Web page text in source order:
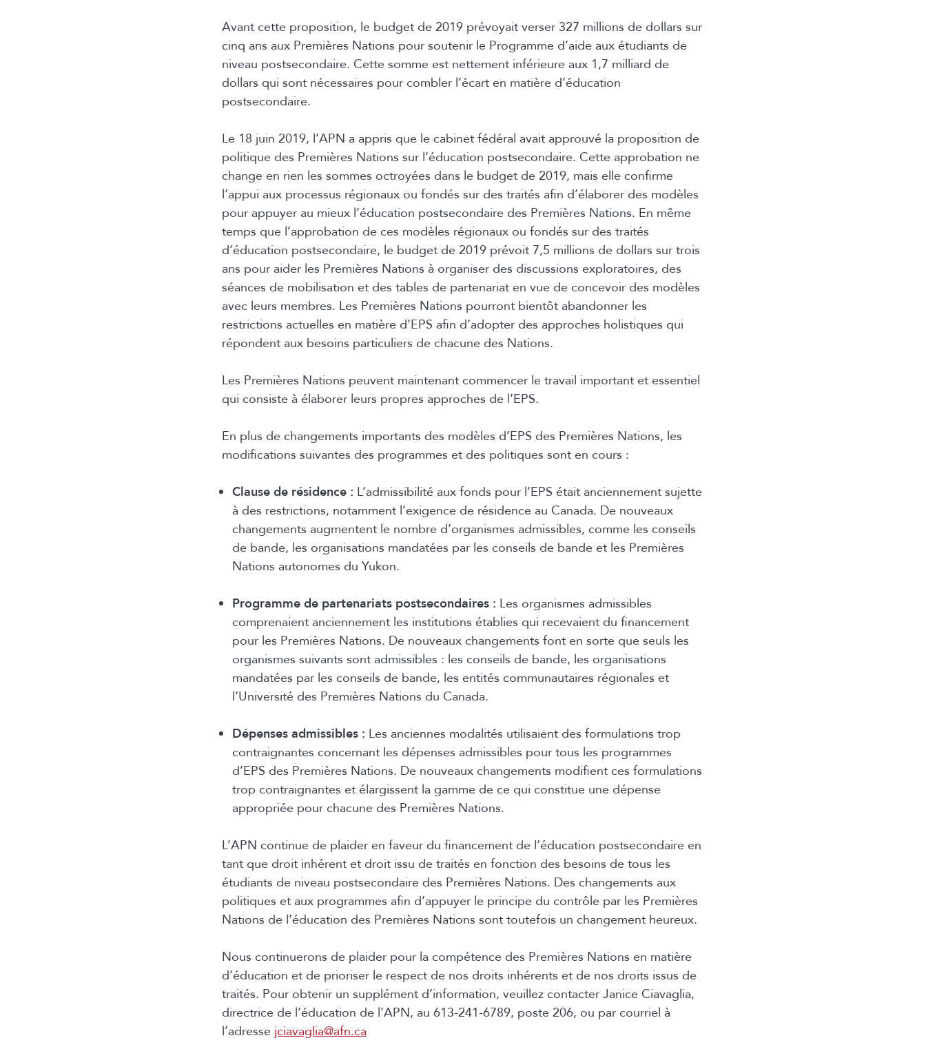
Avant cette proposition, le budget de 2019 prévoyait verser 327 millions de dollars sur
cinq ans aux Premières Nations pour soutenir le Programme d’aide aux étudiants de
niveau postsecondaire. Cette somme est nettement inférieure aux 1,7 milliard de
dollars qui sont nécessaires pour combler l’écart en matière d’éducation
postsecondaire.
Le 18 juin 2019, l’APN a appris que le cabinet fédéral avait approuvé la proposition de
politique des Premières Nations sur l’éducation postsecondaire. Cette approbation ne
change en rien les sommes octroyées dans le budget de 2019, mais elle confirme
l’appui aux processus régionaux ou fondés sur des traités afin d’élaborer des modèles
pour appuyer au mieux l’éducation postsecondaire des Premières Nations. En même
temps que l’approbation de ces modèles régionaux ou fondés sur des traités
d’éducation postsecondaire, le budget de 2019 prévoit 7,5 millions de dollars sur trois
ans pour aider les Premières Nations à organiser des discussions exploratoires, des
séances de mobilisation et des tables de partenariat en vue de concevoir des modèles
avec leurs membres. Les Premières Nations pourront bientôt abandonner les
restrictions actuelles en matière d’EPS afin d’adopter des approches holistiques qui
répondent aux besoins particuliers de chacune des Nations.
Les Premières Nations peuvent maintenant commencer le travail important et essentiel
qui consiste à élaborer leurs propres approches de l’EPS.
En plus de changements importants des modèles d’EPS des Premières Nations, les
modifications suivantes des programmes et des politiques sont en cours :
Clause de résidence : L’admissibilité aux fonds pour l’EPS était anciennement sujette
à des restrictions, notamment l’exigence de résidence au Canada. De nouveaux
changements augmentent le nombre d’organismes admissibles, comme les conseils
de bande, les organisations mandatées par les conseils de bande et les Premières
Nations autonomes du Yukon.
Programme de partenariats postsecondaires : Les organismes admissibles
comprenaient anciennement les institutions établies qui recevaient du financement
pour les Premières Nations. De nouveaux changements font en sorte que seuls les
organismes suivants sont admissibles : les conseils de bande, les organisations
mandatées par les conseils de bande, les entités communautaires régionales et
l’Université des Premières Nations du Canada.
Dépenses admissibles : Les anciennes modalités utilisaient des formulations trop
contraignantes concernant les dépenses admissibles pour tous les programmes
d’EPS des Premières Nations. De nouveaux changements modifient ces formulations
trop contraignantes et élargissent la gamme de ce qui constitue une dépense
appropriée pour chacune des Premières Nations.
L’APN continue de plaider en faveur du financement de l’éducation postsecondaire en
tant que droit inhérent et droit issu de traités en fonction des besoins de tous les
étudiants de niveau postsecondaire des Premières Nations. Des changements aux
politiques et aux programmes afin d’appuyer le principe du contrôle par les Premières
Nations de l’éducation des Premières Nations sont toutefois un changement heureux.
Nous continuerons de plaider pour la compétence des Premières Nations en matière
d’éducation et de prioriser le respect de nos droits inhérents et de nos droits issus de
traités. Pour obtenir un supplément d’information, veuillez contacter Janice Ciavaglia,
directrice de l’éducation de l’APN, au 613-241-6789, poste 206, ou par courriel à
l’adresse jciavaglia@afn.ca